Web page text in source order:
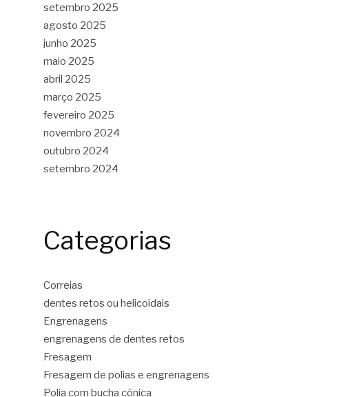
setembro 2025
agosto 2025
junho 2025
maio 2025
abril 2025
março 2025
fevereiro 2025
novembro 2024
outubro 2024
setembro 2024
Categorias
Correias
dentes retos ou helicoidais
Engrenagens
engrenagens de dentes retos
Fresagem
Fresagem de polias e engrenagens
Polia com bucha cônica